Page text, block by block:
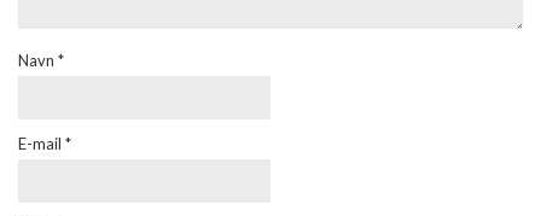
Navn *
E-mail *